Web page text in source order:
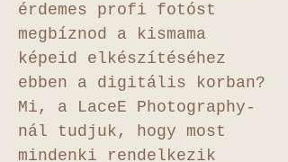
érdemes profi fotóst
megbíznod a kismama
képeid elkészítéséhez
ebben a digitális korban?
Mi, a LaceE Photography-
nál tudjuk, hogy most
mindenki rendelkezik